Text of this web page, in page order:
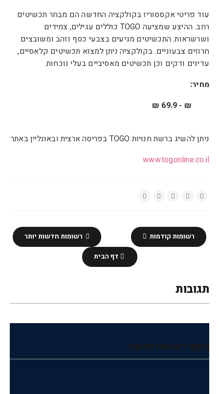
עוד פריטי אקססוריז בקולקציה החדשה הם מבחר תכשיטים
רחב. ההיצע שמציעה TOGO כוללים עגילים, צמידים
ושרשראות. התכשיטים מגיעים בצבעי כסף וזהב ומשובצים
חרוזים צבעוניים. בקולקציה ניתן למצוא תכשיטים קלאסיים,
עדינים ודקים וכן תכשיטים מאסיביים בעלי נוכחות.
מחיר:
ניתן להשיג ברשת חנויותTOGO בפריסה ארצית ובאונליין באתר
www.togonline.co.il
רשומות חדשות יותר רשומות קודמות
דף הבית
תגובות
הוסף רשומת תגובה